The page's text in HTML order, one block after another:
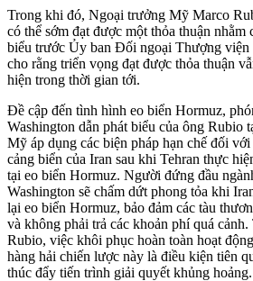
Trong khi đó, Ngoại trưởng Mỹ Marco
có thể sớm đạt được một thỏa thuận nhằm
biểu trước Ủy ban Đối ngoại Thượng
cho rằng triển vọng đạt được thỏa thuận
hiện trong thời gian tới.
Đề cập đến tình hình eo biển Hormuz,
Washington dẫn phát biểu của ông Rubio
Mỹ áp dụng các biện pháp hạn chế đối
cảng biển của Iran sau khi Tehran thực
tại eo biển Hormuz. Người đứng đầu
Washington sẽ chấm dứt phong tỏa khi
lại eo biển Hormuz, bảo đảm các tàu
và không phải trả các khoản phí quá
Rubio, việc khôi phục hoàn toàn hoạt
hàng hải chiến lược này là điều kiện tiên
thúc đẩy tiến trình giải quyết khủng hoảng.